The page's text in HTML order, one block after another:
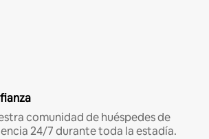
comunidad de huéspedes de
24/7 durante toda la estadía.